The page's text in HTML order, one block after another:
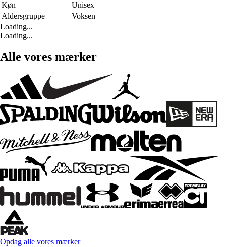
Køn
Unisex
Aldersgruppe
Voksen
Loading...
Loading...
Alle vores mærker
Opdag alle vores mærker